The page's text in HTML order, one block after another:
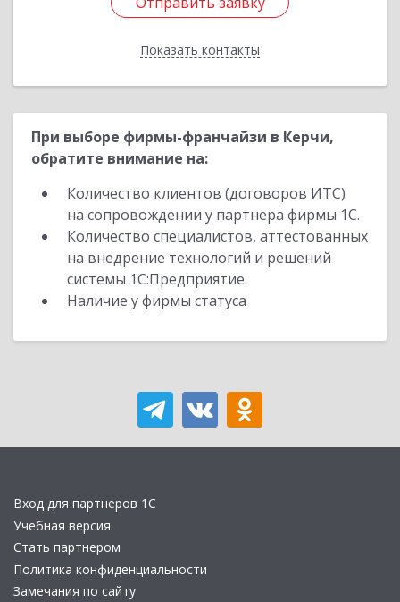
Показать контакты
Назад
При выборе фирмы-франчайзи в Керчи,
обратите внимание на:
Количество клиентов (договоров ИТС)
на сопровождении у партнера фирмы 1С.
Количество специалистов, аттестованных
на внедрение технологий и решений
системы 1С:Предприятие.
Наличие у фирмы статуса
Вход для партнеров 1С
Учебная версия
Стать партнером
Политика конфиденциальности
Замечания по сайту